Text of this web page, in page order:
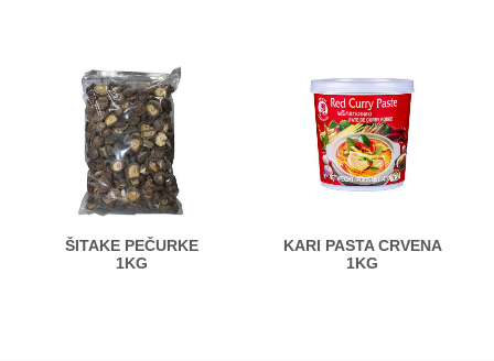
ŠITAKE PEČURKE
1KG
KARI PASTA CRVENA
1KG